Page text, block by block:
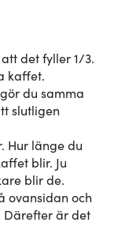
det fyller 1/3.
kaffet.
du samma
slutligen
Hur länge du
blir. Ju
blir de.
ovansidan och
Därefter är det